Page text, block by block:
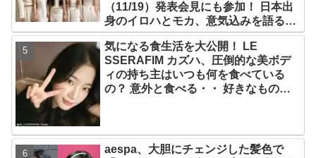
（11/19）発表会見にも参加！ 日本出
身のイロハとモカ、意気込みを語る
「ずっと夢見てたステージ…嬉しくて
光栄」
気になる食生活を大公開！ LE
SSERAFIM カズハ、圧倒的な美ボデ
ィの持ち主はいつも何を食べている
の？ 意外と食べる・・ 好きなものを
aespa、大胆にチェンジした髪色で